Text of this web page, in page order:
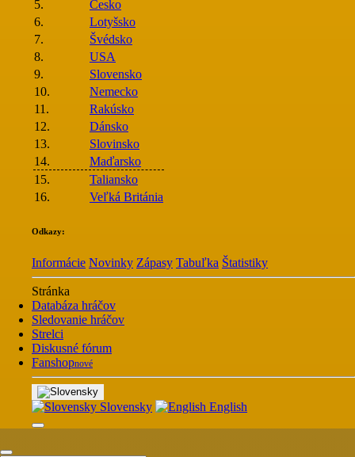
5.
Česko
6.
Lotyšsko
7.
Švédsko
8.
USA
9.
Slovensko
10.
Nemecko
11.
Rakúsko
12.
Dánsko
13.
Slovinsko
14.
Maďarsko
15.
Taliansko
16.
Veľká Británia
Odkazy:
Informácie Novinky Zápasy Tabuľka Štatistiky
Stránka
Databáza hráčov
Sledovanie hráčov
Strelci
Diskusné fórum
Fanshopnové
Slovensky English